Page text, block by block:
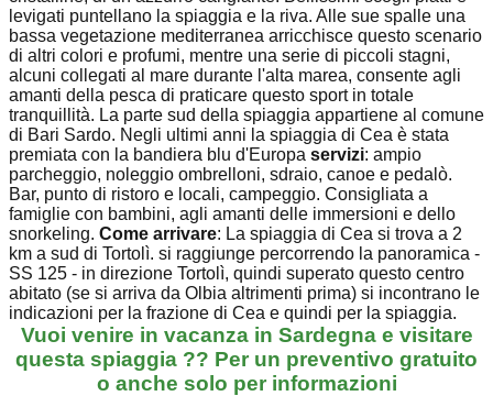
levigati puntellano la spiaggia e la riva. Alle sue spalle una
bassa vegetazione mediterranea arricchisce questo scenario
di altri colori e profumi, mentre una serie di piccoli stagni,
alcuni collegati al mare durante l'alta marea, consente agli
amanti della pesca di praticare questo sport in totale
tranquillità. La parte sud della spiaggia appartiene al comune
di Bari Sardo. Negli ultimi anni la spiaggia di Cea è stata
premiata con la bandiera blu d'Europa servizi: ampio
parcheggio, noleggio ombrelloni, sdraio, canoe e pedalò.
Bar, punto di ristoro e locali, campeggio. Consigliata a
famiglie con bambini, agli amanti delle immersioni e dello
snorkeling. Come arrivare: La spiaggia di Cea si trova a 2
km a sud di Tortolì. si raggiunge percorrendo la panoramica -
SS 125 - in direzione Tortolì, quindi superato questo centro
abitato (se si arriva da Olbia altrimenti prima) si incontrano le
indicazioni per la frazione di Cea e quindi per la spiaggia.
Vuoi venire in vacanza in Sardegna e visitare
questa spiaggia ?? Per un preventivo gratuito
o anche solo per informazioni